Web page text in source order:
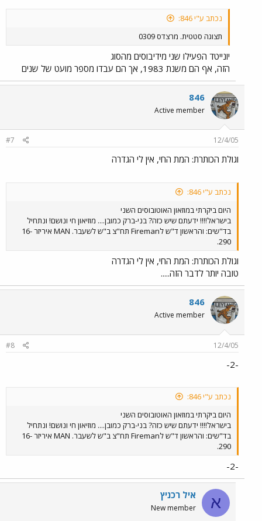
נכתב ע"י 846:
תצוגה סטטית. מרצדס 0309
יונייטד הפעילו שני מידיבוסים מהסוג
הזה, אף הם משנת 1983, אך הם עבדו מספר מועט של שנים
846
Active member
12/4/05
#7
וגולת הכותרת: המת החי, אין לי הגדרה
נכתב ע"י 846:
היום ביקרתי במוזאון האוטובוסים השני
בישראל!!!! ידעתם שיש כזה? בני-ברק כמובן.... מוזיאון חי ונושם! ונתחיל
בד"שים: והראשון ד"ש לFireman תח"צ ב"ש לשעבר. MAN איריזר 16-
290.
וגולת הכותרת: המת החי, אין לי הגדרה
טובה יותר לדבר הזה.....
846
Active member
12/4/05
#8
-2-
נכתב ע"י 846:
היום ביקרתי במוזאון האוטובוסים השני
בישראל!!!! ידעתם שיש כזה? בני-ברק כמובן.... מוזיאון חי ונושם! ונתחיל
בד"שים: והראשון ד"ש לFireman תח"צ ב"ש לשעבר. MAN איריזר 16-
290.
-2-
א איל רכניץ
New member